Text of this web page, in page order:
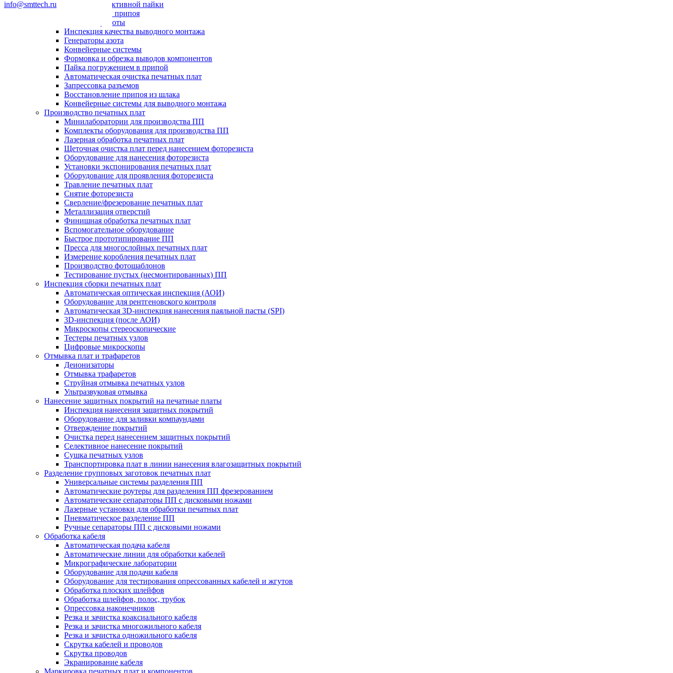
info@smttech.ru
Системы селективной пайки
Пайка волной припоя
Паяльные роботы
Инспекция качества выводного монтажа
Генераторы азота
Конвейерные системы
Формовка и обрезка выводов компонентов
Пайка погружением в припой
Автоматическая очистка печатных плат
Запрессовка разъемов
Восстановление припоя из шлака
Конвейерные системы для выводного монтажа
Производство печатных плат
Минилаборатории для производства ПП
Комплекты оборудования для производства ПП
Лазерная обработка печатных плат
Щеточная очистка плат перед нанесением фоторезиста
Оборудование для нанесения фоторезиста
Установки экспонирования печатных плат
Оборудование для проявления фоторезиста
Травление печатных плат
Снятие фоторезиста
Сверление/фрезерование печатных плат
Металлизация отверстий
Финишная обработка печатных плат
Вспомогательное оборудование
Быстрое прототипирование ПП
Пресса для многослойных печатных плат
Измерение коробления печатных плат
Производство фотошаблонов
Тестирование пустых (несмонтированных) ПП
Инспекция сборки печатных плат
Автоматическая оптическая инспекция (АОИ)
Оборудование для рентгеновского контроля
Автоматическая 3D-инспекция нанесения паяльной пасты (SPI)
3D-инспекция (после АОИ)
Микроскопы стереоскопические
Тестеры печатных узлов
Цифровые микроскопы
Отмывка плат и трафаретов
Деионизаторы
Отмывка трафаретов
Струйная отмывка печатных узлов
Ультразвуковая отмывка
Нанесение защитных покрытий на печатные платы
Инспекция нанесения защитных покрытий
Оборудование для заливки компаундами
Отверждение покрытий
Очистка перед нанесением защитных покрытий
Селективное нанесение покрытий
Сушка печатных узлов
Транспортировка плат в линии нанесения влагозащитных покрытий
Разделение групповых заготовок печатных плат
Универсальные системы разделения ПП
Автоматические роутеры для разделения ПП фрезерованием
Автоматические сепараторы ПП с дисковыми ножами
Лазерные установки для обработки печатных плат
Пневматическое разделение ПП
Ручные сепараторы ПП с дисковыми ножами
Обработка кабеля
Автоматическая подача кабеля
Автоматические линии для обработки кабелей
Микрографические лаборатории
Оборудование для подачи кабеля
Оборудование для тестирования опрессованных кабелей и жгутов
Обработка плоских шлейфов
Обработка шлейфов, полос, трубок
Опрессовка наконечников
Резка и зачистка коаксиального кабеля
Резка и зачистка многожильного кабеля
Резка и зачистка одножильного кабеля
Скрутка кабелей и проводов
Скрутка проводов
Экранирование кабеля
Маркировка печатных плат и компонентов